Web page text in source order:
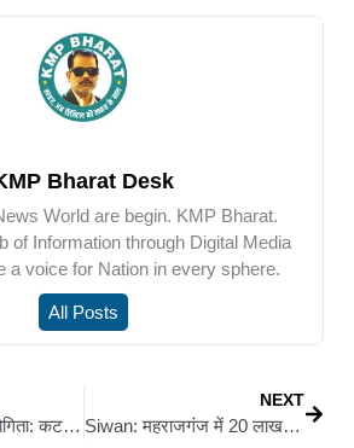
Bharat Desk
World are begin. KMP Bharat.
of Information through Digital Media
a voice for Nation in every sphere.
All Posts
सिवान में कुश्ती प्रतियोगिता: कटवार के अखाड़े में दिखा दमखम, प्रमोद कुमार मल्ल ने बढ़ाया पहलवानों का हौसला
NEXT
Siwan: महराजगंज में 20 लाख की रंगदारी को लेकर अलका ज्वेलर्स में ताबड़तोड़ फायरिंग, दो नकाबपोश बदमाश फरार